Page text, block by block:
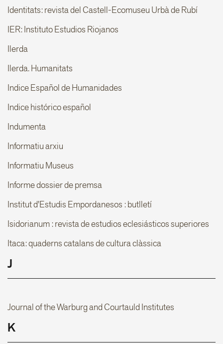
Identitats: revista del Castell-Ecomuseu Urbà de Rubí
IER: Instituto Estudios Riojanos
Ilerda
Ilerda. Humanitats
Indice Español de Humanidades
Indice histórico español
Indumenta
Informatiu arxiu
Informatiu Museus
Informe dossier de premsa
Institut d'Estudis Empordanesos : butlletí
Isidorianum : revista de estudios eclesiásticos superiores
Itaca: quaderns catalans de cultura clàssica
J
Journal of the Warburg and Courtauld Institutes
K